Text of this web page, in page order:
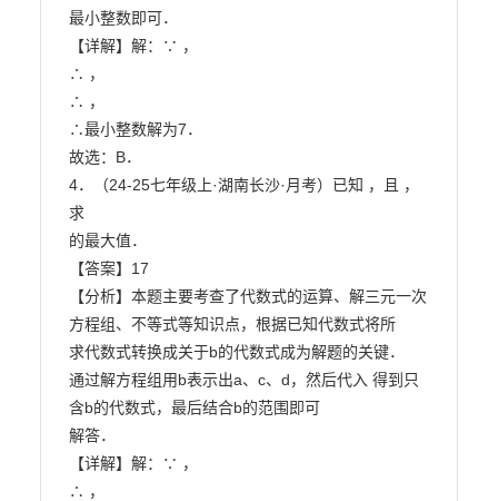
最小整数即可．
【详解】解：∵ ，
∴ ，
∴ ，
∴最小整数解为7．
故选：B．
4．（24-25七年级上·湖南长沙·月考）已知 ，且 ，
求
的最大值．
【答案】17
【分析】本题主要考查了代数式的运算、解三元一次
方程组、不等式等知识点，根据已知代数式将所
求代数式转换成关于b的代数式成为解题的关键．
通过解方程组用b表示出a、c、d，然后代入 得到只
含b的代数式，最后结合b的范围即可
解答．
【详解】解：∵ ，
∴ ，